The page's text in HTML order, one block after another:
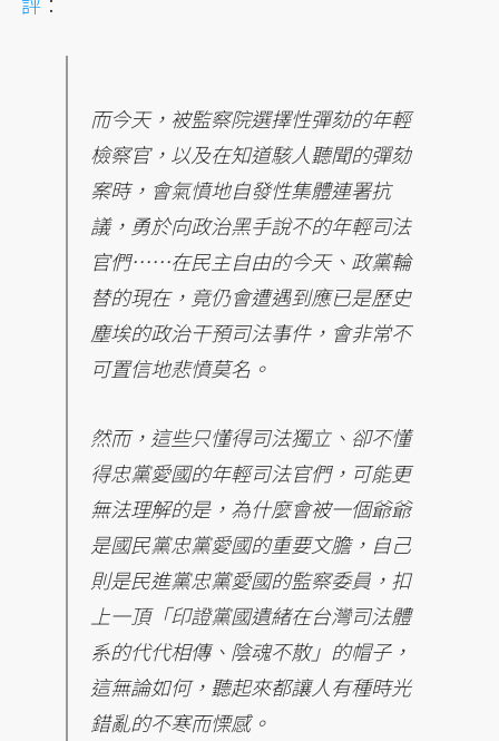
而今天，被監察院選擇性彈劾的年輕
檢察官，以及在知道駭人聽聞的彈劾
案時，會氣憤地自發性集體連署抗
議，勇於向政治黑手說不的年輕司法
官們……在民主自由的今天、政黨輪
替的現在，竟仍會遭遇到應已是歷史
塵埃的政治干預司法事件，會非常不
可置信地悲憤莫名。
然而，這些只懂得司法獨立、卻不懂
得忠黨愛國的年輕司法官們，可能更
無法理解的是，為什麼會被一個爺爺
是國民黨忠黨愛國的重要文膽，自己
則是民進黨忠黨愛國的監察委員，扣
上一頂「印證黨國遺緒在台灣司法體
系的代代相傳、陰魂不散」的帽子，
這無論如何，聽起來都讓人有種時光
錯亂的不寒而慄感。